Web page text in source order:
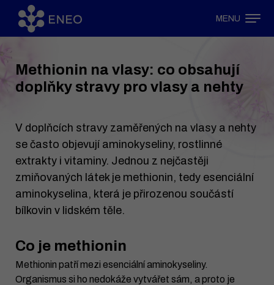
MENU
Methionin na vlasy: co obsahují
doplňky stravy pro vlasy a nehty
V doplňcích stravy zaměřených na vlasy a nehty
se často objevují aminokyseliny, rostlinné
extrakty i vitaminy. Jednou z nejčastěji
zmiňovaných látek je methionin, tedy esenciální
aminokyselina, která je přirozenou součástí
bílkovin v lidském těle.
Co je methionin
Methionin patří mezi esenciální aminokyseliny.
Organismus si ho nedokáže vytvářet sám, a proto je